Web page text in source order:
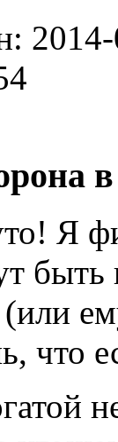
Я
что